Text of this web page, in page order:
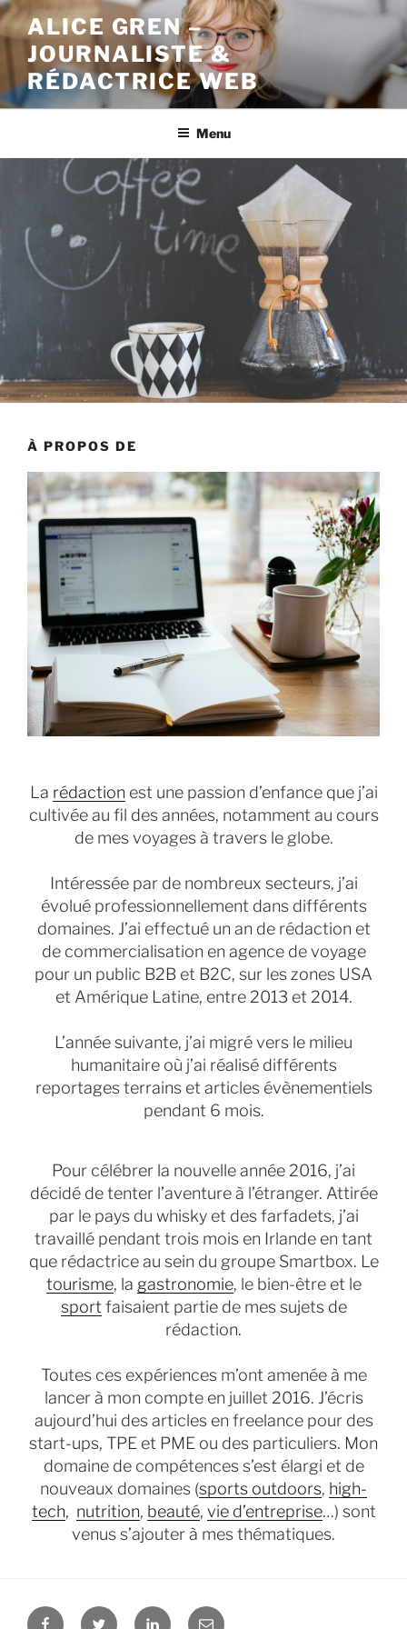
Aller
au
contenu
principal
ALICE GREN –
JOURNALISTE &
RÉDACTRICE WEB
Menu
À PROPOS DE
La rédaction est une passion d’enfance que j’ai
cultivée au fil des années, notamment au cours
de mes voyages à travers le globe.
Intéressée par de nombreux secteurs, j’ai
évolué professionnellement dans différents
domaines. J’ai effectué un an de rédaction et
de commercialisation en agence de voyage
pour un public B2B et B2C, sur les zones USA
et Amérique Latine, entre 2013 et 2014.
L’année suivante, j’ai migré vers le milieu
humanitaire où j’ai réalisé différents
reportages terrains et articles évènementiels
pendant 6 mois.
Pour célébrer la nouvelle année 2016, j’ai
décidé de tenter l’aventure à l’étranger. Attirée
par le pays du whisky et des farfadets, j’ai
travaillé pendant trois mois en Irlande en tant
que rédactrice au sein du groupe Smartbox. Le
tourisme, la gastronomie, le bien-être et le
sport faisaient partie de mes sujets de
rédaction.
Toutes ces expériences m’ont amenée à me
lancer à mon compte en juillet 2016. J’écris
aujourd’hui des articles en freelance pour des
start-ups, TPE et PME ou des particuliers. Mon
domaine de compétences s’est élargi et de
nouveaux domaines (sports outdoors, high-
tech, nutrition, beauté, vie d’entreprise…) sont
venus s’ajouter à mes thématiques.
FacebookTwitter LinkedinE-